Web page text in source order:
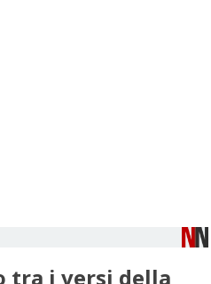
tra i versi della